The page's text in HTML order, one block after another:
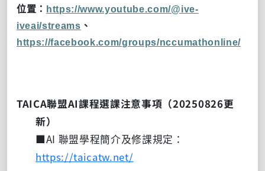
位置： https://www.youtube.com/@ive-
iveai/streams 、
https://facebook.com/groups/nccumathonline/
TAICA聯盟AI課程選課注意事項（20250826更
新）
■AI 聯盟學程簡介及修課規定：
https://taicatw.net/